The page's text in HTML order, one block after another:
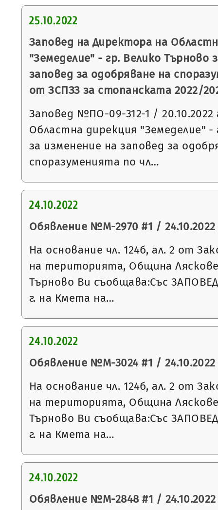
25.10.2022
Заповед на Директора на
"Земеделие" - гр. Велико Търново
заповед за одобряване на
от ЗСПЗЗ за стопанската 2022/
Заповед №ПО-09-312-1 / 20.10.2022
Областна дирекция "Земеделие" -
за изменение на заповед за
споразуменията по чл…
24.10.2022
Обявление №М-2970 #1 / 24.10.2022
На основание чл. 124б, ал. 2 от
на територията, Община
Търново Ви съобщава:Със
г. на Кмета на…
24.10.2022
Обявление №М-3024 #1 / 24.10.2022
На основание чл. 124б, ал. 2 от
на територията, Община
Търново Ви съобщава:Със
г. на Кмета на…
24.10.2022
Обявление №М-2848 #1 / 24.10.2022